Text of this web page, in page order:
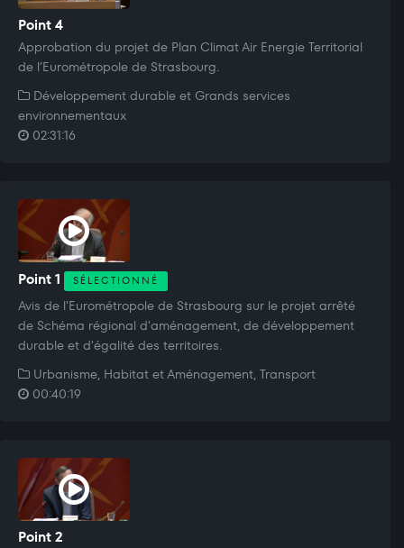
Point 4
Approbation du projet de Plan Climat Air Energie Territorial
de l’Eurométropole de Strasbourg.
Développement durable et Grands services
environnementaux
02:31:16
Point 1 SÉLECTIONNÉ
Avis de l'Eurométropole de Strasbourg sur le projet arrêté
de Schéma régional d'aménagement, de développement
durable et d'égalité des territoires.
Urbanisme, Habitat et Aménagement, Transport
00:40:19
Point 2